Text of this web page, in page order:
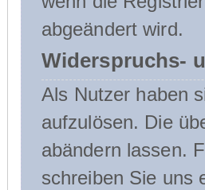
abgeändert wird.
Widerspruchs-
Als Nutzer haben
aufzulösen. Die
abändern lassen.
schreiben Sie uns